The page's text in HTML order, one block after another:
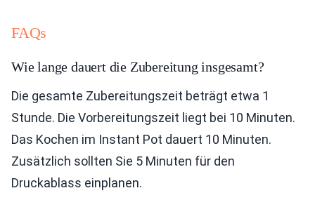
FAQs
Wie lange dauert die Zubereitung insgesamt?
Die gesamte Zubereitungszeit beträgt etwa 1
Stunde. Die Vorbereitungszeit liegt bei 10 Minuten.
Das Kochen im Instant Pot dauert 10 Minuten.
Zusätzlich sollten Sie 5 Minuten für den
Druckablass einplanen.